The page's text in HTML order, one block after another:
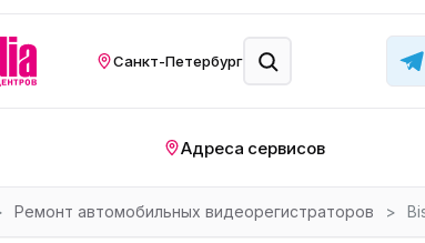
Санкт-Петербург
Адреса сервисов
Ремонт автомобильных видеорегистраторов >